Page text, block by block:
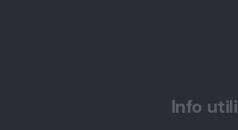
Info utili